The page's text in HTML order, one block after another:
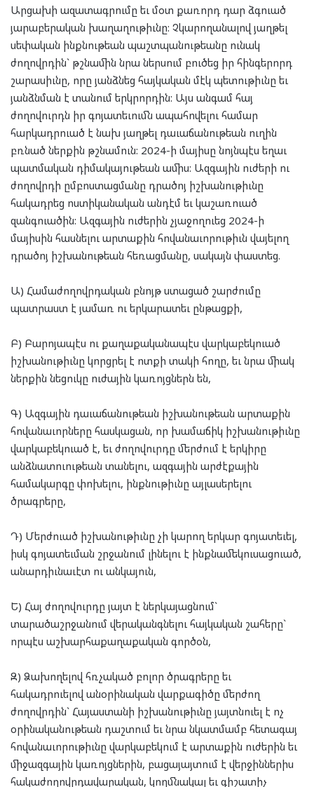
Արցախի ազատագրումը եւ մօտ քառորդ դար ձգուած
յարաբերական խաղաղութիւնը: Չկարողանալով յաղթել
սեփական ինքնութեան պաշտպանութեանը ունակ
ժողովրդին` թշնամին նրա ներսում բուծեց իր հինգերորդ
շարասիւնը, որը յանձնեց հայկական մէկ պետութիւնը եւ
յանձնման է տանում երկրորդին: Այս անգամ հայ
ժողովուրդն իր գոյատեւումն ապահովելու համար
հարկադրուած է նախ յաղթել դաւաճանութեան ուղին
բռնած ներքին թշնամուն: 2024-ի մայիսը նոյնպէս եղաւ
պատմական դիմակայութեան ամիս: Ազգային ուժերի ու
ժողովրդի ըմբոստացմանը դրածոյ իշխանութիւնը
հակադրեց ոստիկանական անդէմ եւ կաշառուած
զանգուածին: Ազգային ուժերին չյաջողուեց 2024-ի
մայիսին հասնելու արտաքին հովանաւորութիւն վայելող
դրածոյ իշխանութեան հեռացմանը, սակայն փաստեց.
Ա) Համաժողովրդական բնոյթ ստացած շարժումը
պատրաստ է յամառ ու երկարատեւ ընթացքի,
Բ) Բարոյապէս ու քաղաքականապէս վարկաբեկուած
իշխանութիւնը կորցրել է ոտքի տակի հողը, եւ նրա միակ
ներքին նեցուկը ուժային կառոյցներն են,
Գ) Ազգային դաւաճանութեան իշխանութեան արտաքին
հովանաւորները հասկացան, որ խամաճիկ իշխանութիւնը
վարկաբեկուած է, եւ ժողովուրդը մերժում է երկիրը
անձնատուութեան տանելու, ազգային արժէքային
համակարգը փոխելու, ինքնութիւնը այլասերելու
ծրագրերը,
Դ) Մերժուած իշխանութիւնը չի կարող երկար գոյատեւել,
իսկ գոյատեւման շրջանում լինելու է ինքնամեկուսացուած,
անարդիւնաւէտ ու անկայուն,
Ե) Հայ ժողովուրդը յայտ է ներկայացնում`
տարածաշրջանում վերականգնելու հայկական շահերը`
որպէս աշխարհաքաղաքական գործօն,
Զ) Ձախողելով հռչակած բոլոր ծրագրերը եւ
հակադրուելով անօրինական վարքագիծը մերժող
ժողովրդին` Հայաստանի իշխանութիւնը յայտնուել է ոչ
օրինականութեան դաշտում եւ նրա նկատմամբ հետագայ
հովանաւորութիւնը վարկաբեկում է արտաքին ուժերին եւ
միջազգային կառոյցներին, բացայայտում է վերջիններիս
հակաժողովրդավարական, կողմնակալ եւ գիշատիչ